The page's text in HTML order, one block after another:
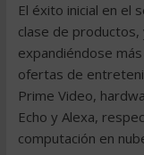
El éxito inicial en el
clase de
expandiéndose
ofertas de
Prime Video,
Echo y Alexa,
computación en